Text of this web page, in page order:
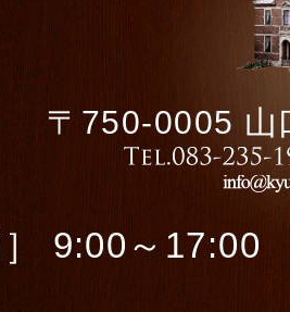
〒750-0005 山
］ 9:00～